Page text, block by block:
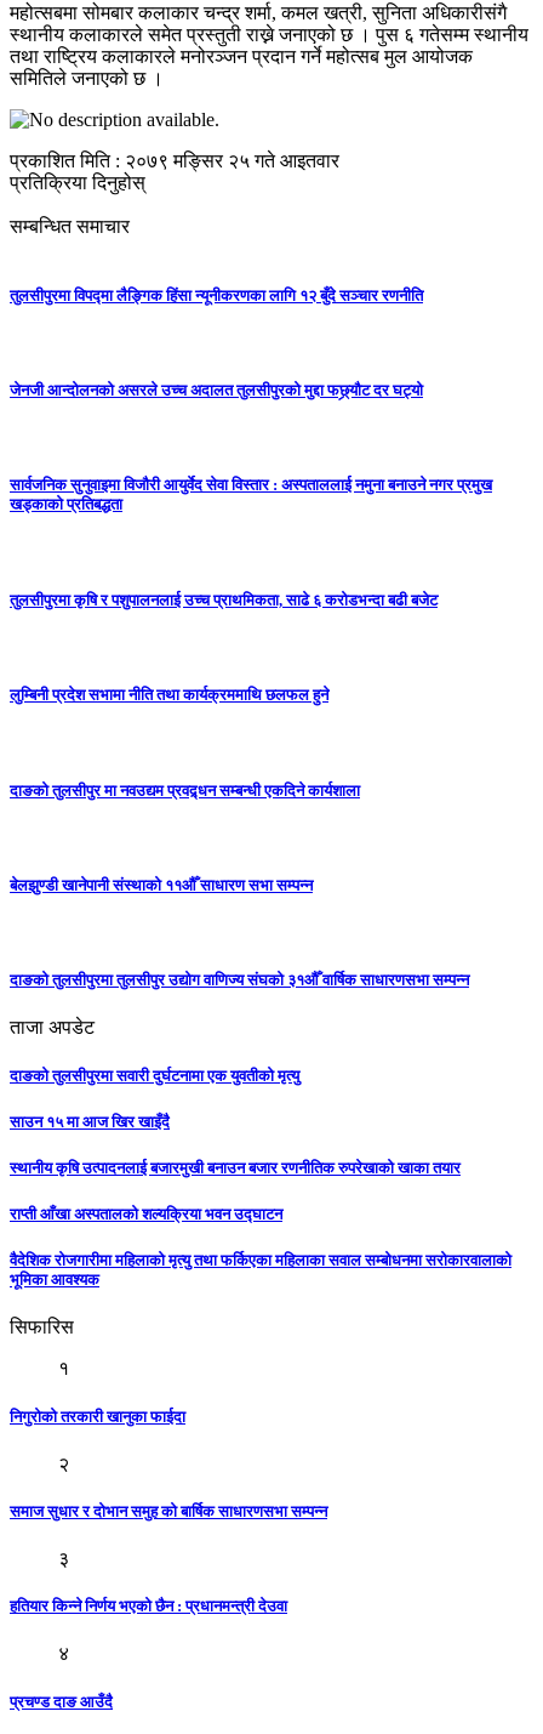
महोत्सबमा सोमबार कलाकार चन्द्र शर्मा, कमल खत्री, सुनिता अधिकारीसंगै
स्थानीय कलाकारले समेत प्रस्तुती राख्ने जनाएको छ । पुस ६ गतेसम्म स्थानीय
तथा राष्ट्रिय कलाकारले मनोरञ्जन प्रदान गर्ने महोत्सब मुल आयोजक
समितिले जनाएको छ ।
प्रकाशित मिति : २०७९ मङ्सिर २५ गते आइतवार
प्रतिक्रिया दिनुहोस्
सम्बन्धित समाचार
तुलसीपुरमा विपद्मा लैङ्गिक हिंसा न्यूनीकरणका लागि १२ बुँदे सञ्चार रणनीति
जेनजी आन्दोलनको असरले उच्च अदालत तुलसीपुरको मुद्दा फछ्र्यौट दर घट्यो
सार्वजनिक सुनुवाइमा विजाैरी आयुर्वेद सेवा विस्तार : अस्पताललाई नमुना बनाउने नगर प्रमुख
खड्काकाे प्रतिबद्धता
तुलसीपुरमा कृषि र पशुपालनलाई उच्च प्राथमिकता, साढे ६ करोडभन्दा बढी बजेट
लुम्बिनी प्रदेश सभामा नीति तथा कार्यक्रममाथि छलफल हुने
दाङको तुलसीपुर मा नवउद्यम प्रवद्र्धन सम्बन्धी एकदिने कार्यशाला
बेलझुण्डी खानेपानी संस्थाको ११औँ साधारण सभा सम्पन्न
दाङको तुलसीपुरमा तुलसीपुर उद्योग वाणिज्य संघको ३१औँ वार्षिक साधारणसभा सम्पन्न
ताजा अपडेट
दाङको तुलसीपुरमा सवारी दुर्घटनामा एक युवतीको मृत्यु
साउन १५ मा आज खिर खाइँदै
स्थानीय कृषि उत्पादनलाई बजारमुखी बनाउन बजार रणनीतिक रुपरेखाको खाका तयार
राप्ती आँखा अस्पतालको शल्यक्रिया भवन उद्घाटन
वैदेशिक रोजगारीमा महिलाको मृत्यु तथा फर्किएका महिलाका सवाल सम्बोधनमा सरोकारवालाको
भूमिका आवश्यक
सिफारिस
१
निगुरोको तरकारी खानुका फाईदा
२
समाज सुधार र दोभान समुह को बार्षिक साधारणसभा सम्पन्न
३
हतियार किन्ने निर्णय भएको छैन : प्रधानमन्त्री देउवा
४
प्रचण्ड दाङ आउँदै